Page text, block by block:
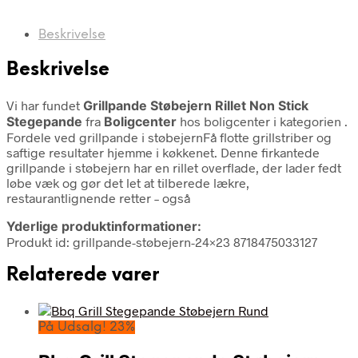
Beskrivelse
Beskrivelse
Vi har fundet Grillpande Støbejern Rillet Non Stick
Stegepande fra Boligcenter hos boligcenter i kategorien .
Fordele ved grillpande i støbejernFå flotte grillstriber og
saftige resultater hjemme i køkkenet. Denne firkantede
grillpande i støbejern har en rillet overflade, der lader fedt
løbe væk og gør det let at tilberede lækre,
restaurantlignende retter – også
Yderlige produktinformationer:
Produkt id: grillpande-støbejern-24×23 8718475033127
Relaterede varer
På Udsalg! 23%